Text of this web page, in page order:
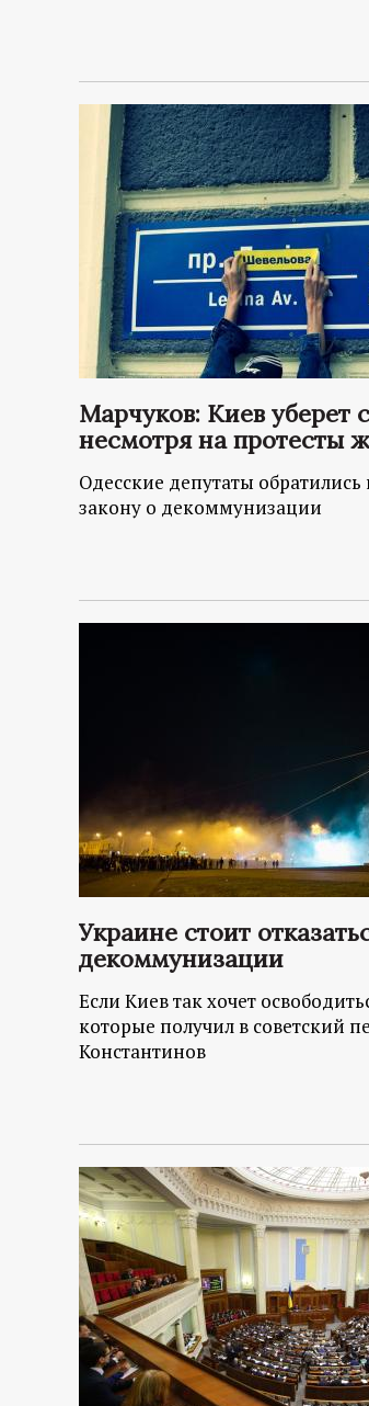
н
р
т
а
л
Марчуков: Киев
несмотря на протесты
Одесские депутаты
закону о декоммунизации
Украине стоит
декоммунизации
Если Киев так хочет
которые получил в советский
Константинов